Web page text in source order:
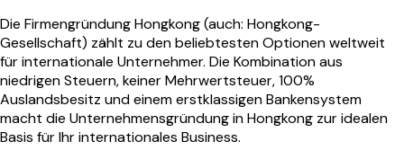
Die Firmengründung Hongkong (auch: Hongkong-
Gesellschaft) zählt zu den beliebtesten Optionen weltweit
für internationale Unternehmer. Die Kombination aus
niedrigen Steuern, keiner Mehrwertsteuer, 100%
Auslandsbesitz und einem erstklassigen Bankensystem
macht die Unternehmensgründung in Hongkong zur idealen
Basis für Ihr internationales Business.